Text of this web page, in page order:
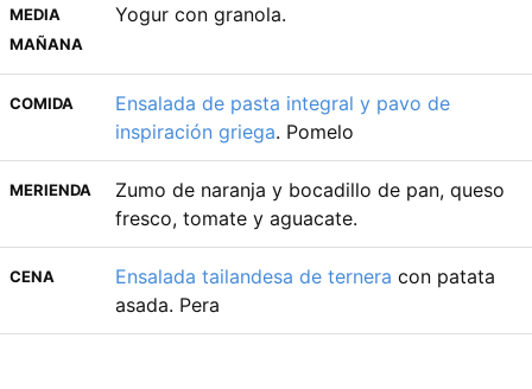
MEDIA
MAÑANA
Yogur con granola.
COMIDA
Ensalada de pasta integral y pavo de
inspiración griega. Pomelo
MERIENDA
Zumo de naranja y bocadillo de pan, queso
fresco, tomate y aguacate.
CENA Ensalada tailandesa de ternera con patata
asada. Pera